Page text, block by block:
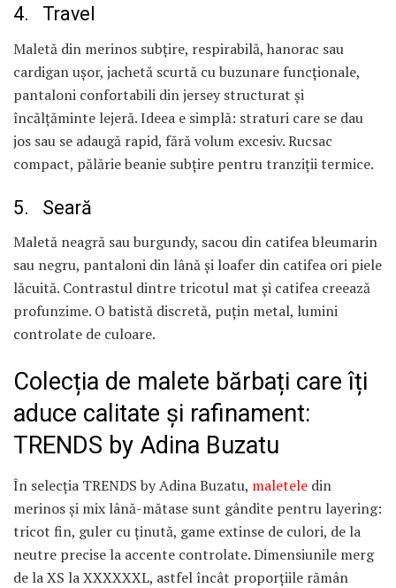
4. Travel
Maletă din merinos subțire, respirabilă, hanorac sau
cardigan ușor, jachetă scurtă cu buzunare funcționale,
pantaloni confortabili din jersey structurat și
încălțăminte lejeră. Ideea e simplă: straturi care se dau
jos sau se adaugă rapid, fără volum excesiv. Rucsac
compact, pălărie beanie subțire pentru tranziții termice.
5. Seară
Maletă neagră sau burgundy, sacou din catifea bleumarin
sau negru, pantaloni din lână și loafer din catifea ori piele
lăcuită. Contrastul dintre tricotul mat și catifea creează
profunzime. O batistă discretă, puțin metal, lumini
controlate de culoare.
Colecția de malete bărbați care îți
aduce calitate și rafinament:
TRENDS by Adina Buzatu
În selecția TRENDS by Adina Buzatu, maletele din
merinos și mix lână-mătase sunt gândite pentru layering:
tricot fin, guler cu ținută, game extinse de culori, de la
neutre precise la accente controlate. Dimensiunile merg
de la XS la XXXXXXL, astfel încât proporțiile rămân